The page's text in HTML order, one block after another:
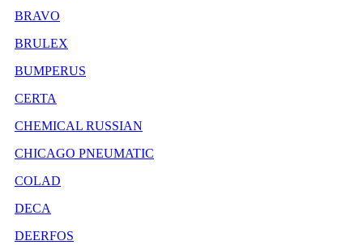
BRAVO
BRULEX
BUMPERUS
CERTA
CHEMICAL RUSSIAN
CHICAGO PNEUMATIC
COLAD
DECA
DEERFOS